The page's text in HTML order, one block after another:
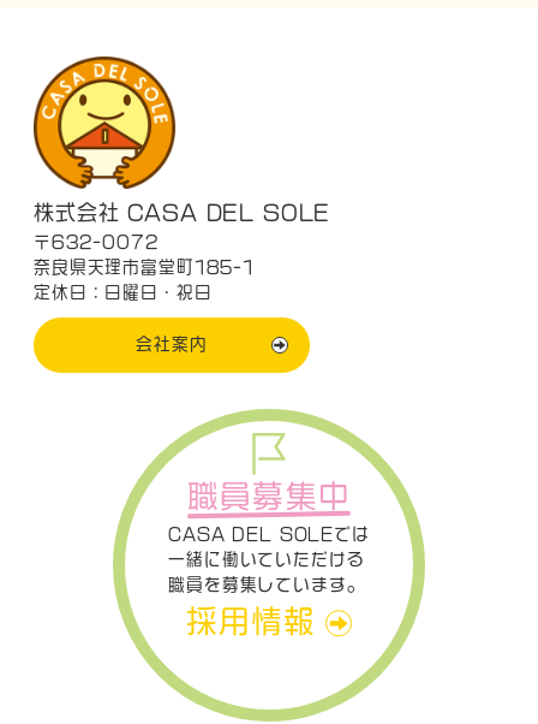
株式会社 CASA DEL SOLE
〒632-0072
奈良県天理市富堂町185-1
定休日：日曜日・祝日
会社案内
職員募集中
CASA DEL SOLEでは
一緒に働いていただける
職員を募集しています。
採用情報